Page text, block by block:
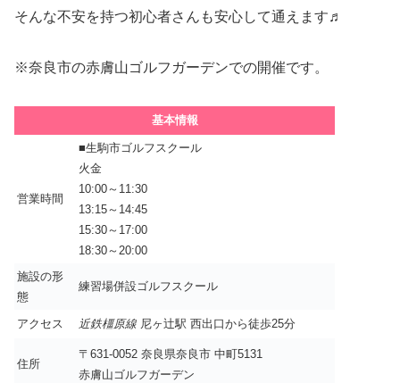
そんな不安を持つ初心者さんも安心して通えます♬
※奈良市の赤膚山ゴルフガーデンでの開催です。
基本情報
営業時間
■生駒市ゴルフスクール
火金
10:00～11:30
13:15～14:45
15:30～17:00
18:30～20:00
施設の形
態
練習場併設ゴルフスクール
アクセス 近鉄橿原線 尼ヶ辻駅 西出口から徒歩25分
住所
〒631-0052 奈良県奈良市 中町5131
赤膚山ゴルフガーデン